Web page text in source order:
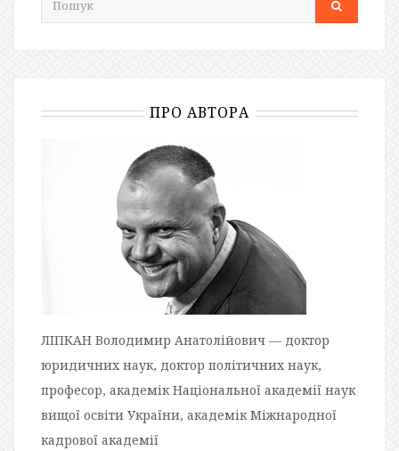
ПРО АВТОРА
ЛІПКАН Володимир Анатолійович — доктор
юридичних наук, доктор політичних наук,
професор, академік Національної академії наук
вищої освіти України, академік Міжнародної
кадрової академії